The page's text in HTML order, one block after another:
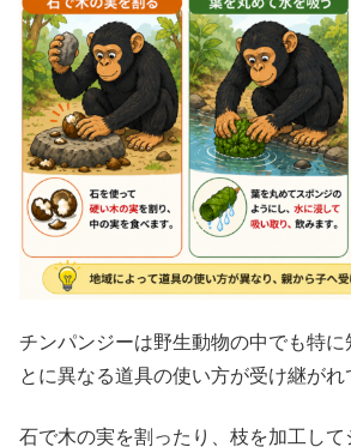
チンパンジーは野生動物の中でも特
とに異なる道具の使い方が受け継がれ
石で木の実を割ったり、枝を加工し